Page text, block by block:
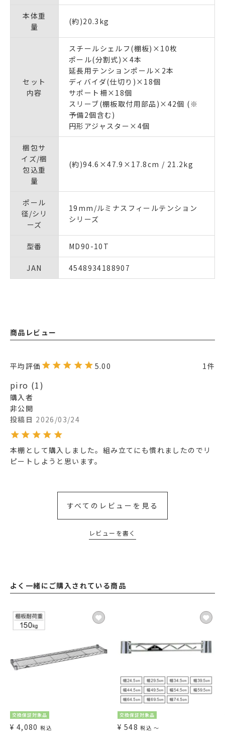
本体重
量
(約)20.3kg
セット
内容
スチールシェルフ(棚板)×10枚
ポール(分割式)×4本
延長用テンションポール×2本
ディバイダ(仕切り)×18個
サポート柵×18個
スリーブ(棚板取付用部品)×42個 (※
予備2個含む)
円形アジャスター×4個
梱包サ
イズ/梱
包込重
量
(約)94.6×47.9×17.8cm / 21.2kg
ポール
径/シリ
ーズ
19mm/ルミナスフィールテンション
シリーズ
型番 MD90-10T
JAN 4548934188907
商品レビュー
5.00 1
piro 1
購入者
非公開
投稿日 2026/03/24
本棚として購入しました。組み立てにも慣れましたのでリ
ピートしようと思います。
すべてのレビューを見る
レビューを書く
よく一緒にご購入されている商品
交換保証対象品
¥ 4,080 税込
交換保証対象品
¥ 548 税込 〜